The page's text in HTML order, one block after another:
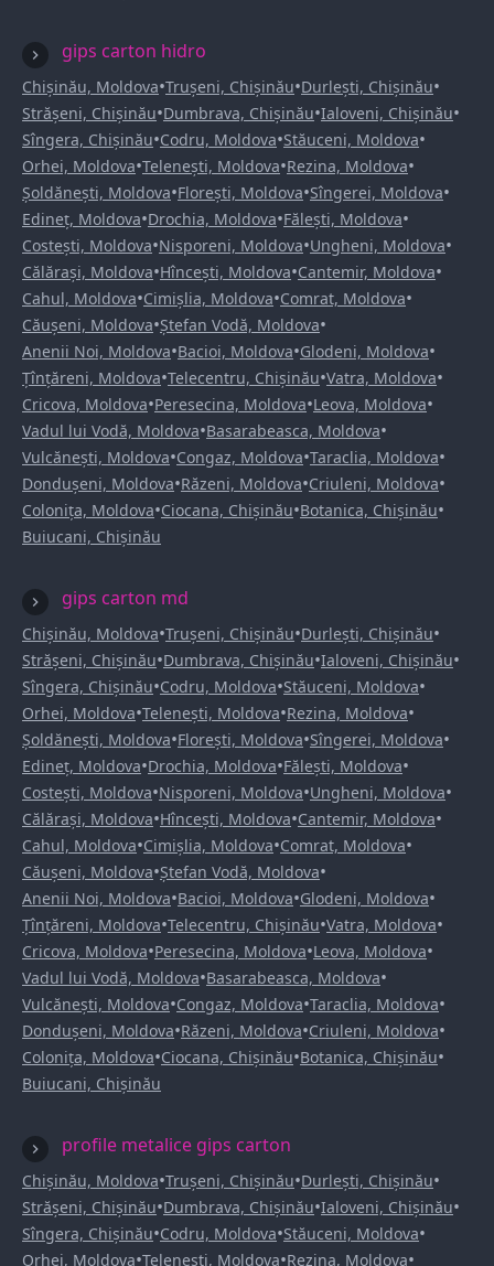
gips carton hidro
Chișinău, Moldova•Trușeni, Chișinău•Durlești, Chișinău•
Strășeni, Chișinău•Dumbrava, Chișinău•Ialoveni, Chișinău•
Sîngera, Chișinău•Codru, Moldova•Stăuceni, Moldova•
Orhei, Moldova•Telenești, Moldova•Rezina, Moldova•
Șoldănești, Moldova•Florești, Moldova•Sîngerei, Moldova•
Edineț, Moldova•Drochia, Moldova•Fălești, Moldova•
Costești, Moldova•Nisporeni, Moldova•Ungheni, Moldova•
Călărași, Moldova•Hîncești, Moldova•Cantemir, Moldova•
Cahul, Moldova•Cimișlia, Moldova•Comrat, Moldova•
Căușeni, Moldova•Ștefan Vodă, Moldova•
Anenii Noi, Moldova•Bacioi, Moldova•Glodeni, Moldova•
Țînțăreni, Moldova•Telecentru, Chișinău•Vatra, Moldova•
Cricova, Moldova•Peresecina, Moldova•Leova, Moldova•
Vadul lui Vodă, Moldova•Basarabeasca, Moldova•
Vulcănești, Moldova•Congaz, Moldova•Taraclia, Moldova•
Dondușeni, Moldova•Răzeni, Moldova•Criuleni, Moldova•
Colonița, Moldova•Ciocana, Chișinău•Botanica, Chișinău•
Buiucani, Chișinău
gips carton md
Chișinău, Moldova•Trușeni, Chișinău•Durlești, Chișinău•
Strășeni, Chișinău•Dumbrava, Chișinău•Ialoveni, Chișinău•
Sîngera, Chișinău•Codru, Moldova•Stăuceni, Moldova•
Orhei, Moldova•Telenești, Moldova•Rezina, Moldova•
Șoldănești, Moldova•Florești, Moldova•Sîngerei, Moldova•
Edineț, Moldova•Drochia, Moldova•Fălești, Moldova•
Costești, Moldova•Nisporeni, Moldova•Ungheni, Moldova•
Călărași, Moldova•Hîncești, Moldova•Cantemir, Moldova•
Cahul, Moldova•Cimișlia, Moldova•Comrat, Moldova•
Căușeni, Moldova•Ștefan Vodă, Moldova•
Anenii Noi, Moldova•Bacioi, Moldova•Glodeni, Moldova•
Țînțăreni, Moldova•Telecentru, Chișinău•Vatra, Moldova•
Cricova, Moldova•Peresecina, Moldova•Leova, Moldova•
Vadul lui Vodă, Moldova•Basarabeasca, Moldova•
Vulcănești, Moldova•Congaz, Moldova•Taraclia, Moldova•
Dondușeni, Moldova•Răzeni, Moldova•Criuleni, Moldova•
Colonița, Moldova•Ciocana, Chișinău•Botanica, Chișinău•
Buiucani, Chișinău
profile metalice gips carton
Chișinău, Moldova•Trușeni, Chișinău•Durlești, Chișinău•
Strășeni, Chișinău•Dumbrava, Chișinău•Ialoveni, Chișinău•
Sîngera, Chișinău•Codru, Moldova•Stăuceni, Moldova•
Orhei, Moldova•Telenești, Moldova•Rezina, Moldova•